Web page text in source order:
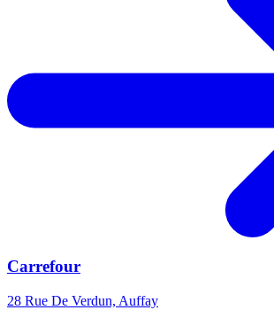
Carrefour
28 Rue De Verdun, Auffay